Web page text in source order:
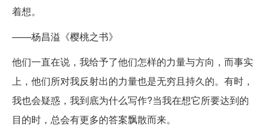
着想。
——杨昌溢《樱桃之书》
他们一直在说，我给予了他们怎样的力量与方向，而事实
上，他们所对我反射出的力量也是无穷且持久的。有时，
我也会疑惑，我到底为什么写作?当我在想它所要达到的
目的时，总会有更多的答案飘散而来。